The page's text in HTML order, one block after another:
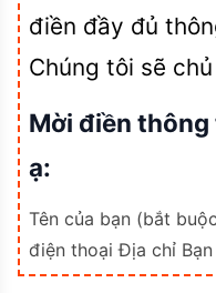
điền đầy đủ
Chúng tôi sẽ
Mời điền
ạ:
Tên của bạn (bắt
điện thoạiĐịa chỉ